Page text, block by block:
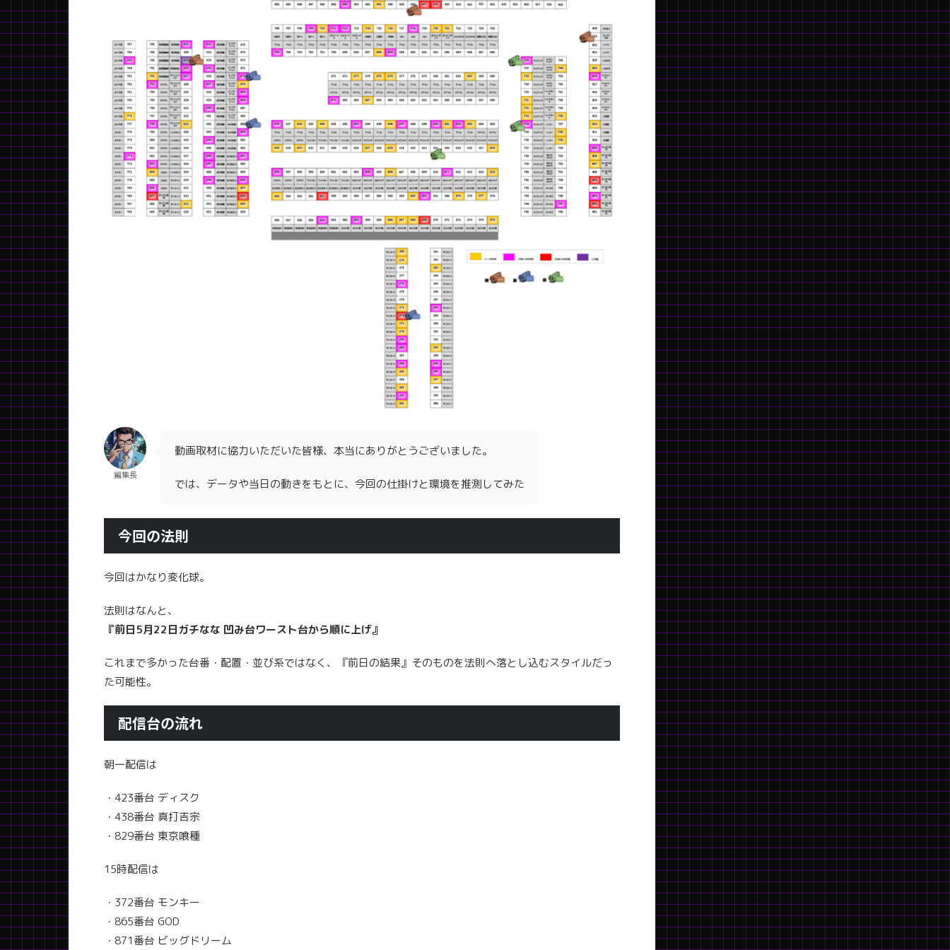
編集長
動画取材に協力いただいた皆様、本当にありがとうございました。
では、データや当日の動きをもとに、今回の仕掛けと環境を推測してみた
今回の法則
今回はかなり変化球。
法則はなんと、
『前日5月22日ガチなな 凹み台ワースト台から順に上げ』
これまで多かった台番・配置・並び系ではなく、『前日の結果』そのものを法則へ落とし込むスタイルだっ
た可能性。
配信台の流れ
朝一配信は
・423番台 ディスク
・438番台 真打吉宗
・829番台 東京喰種
15時配信は
・372番台 モンキー
・865番台 GOD
・871番台 ビッグドリーム